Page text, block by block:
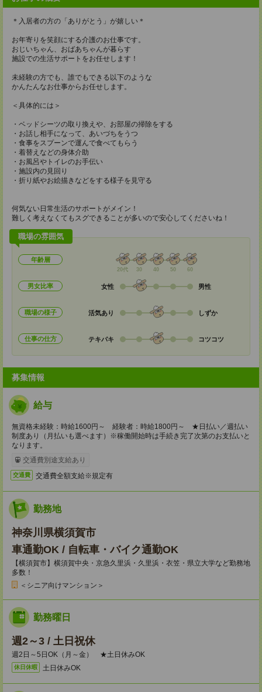
＊入居者の方の「ありがとう」が嬉しい＊
お年寄りを笑顔にする介護のお仕事です。
おじいちゃん、おばあちゃんが暮らす
施設での生活サポートをお任せします！
未経験の方でも、誰でもできる以下のような
かんたんなお仕事からお任せします。
＜具体的には＞
・ベッドシーツの取り換えや、お部屋の掃除をする
・お話し相手になって、あいづちをうつ
・食事をスプーンで運んで食べてもらう
・着替えなどの身体介助
・お風呂やトイレのお手伝い
・施設内の見回り
・折り紙やお絵描きなどをする様子を見守る
何気ない日常生活のサポートがメイン！
難しく考えなくてもスグできることが多いので安心してくださいね！
職場の雰囲気
年齢層
20代 30 40 50 60
男女比率 女性 男性
職場の様子 活気あり しずか
仕事の仕方 テキパキ コツコツ
募集情報
給与
無資格未経験：時給1600円～ 経験者：時給1800円～ ★日払い／週払い
制度あり（月払いも選べます）※稼働開始時は手続き完了次第のお支払いと
なります。
交通費別途支給あり
交通費 交通費全額支給※規定有
勤務地
神奈川県横須賀市
車通勤OK / 自転車・バイク通勤OK
【横須賀市】横須賀中央・京急久里浜・久里浜・衣笠・県立大学など勤務地
多数！
＜シニア向けマンション＞
勤務曜日
週2～3 / 土日祝休
週2日～5日OK（月～金） ★土日休みOK
休日休暇 土日休みOK